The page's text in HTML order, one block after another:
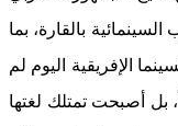
بالقارة، بما
الإفريقية اليوم لم
بل أصبحت تمتلك لغتها